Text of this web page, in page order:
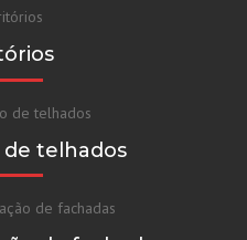
de telhados